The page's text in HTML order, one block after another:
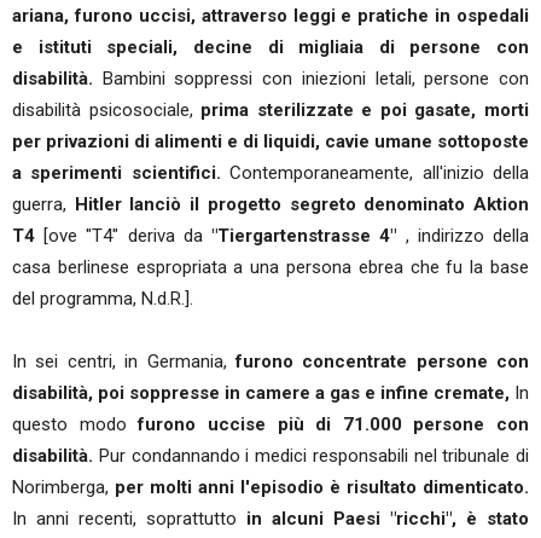
ariana, furono uccisi, attraverso leggi e pratiche in ospedali
e istituti speciali, decine di migliaia di persone con
disabilità. Bambini soppressi con iniezioni letali, persone con
disabilità psicosociale, prima sterilizzate e poi gasate, morti
per privazioni di alimenti e di liquidi, cavie umane sottoposte
a sperimenti scientifici.Contemporaneamente, all'inizio della
guerra, Hitler lanciò il progetto segreto denominato Aktion
T4 [ove "T4" deriva da"Tiergartenstrasse 4" , indirizzo della
casa berlinese espropriata a una persona ebrea che fu la base
del programma, N.d.R.].
In sei centri, in Germania, furono concentrate persone con
disabilità, poi soppresse in camere a gas e infine cremate, In
questo modofurono uccise più di 71.000 persone con
disabilità. Pur condannando i medici responsabili nel tribunale di
Norimberga, per molti anni l'episodio è risultato dimenticato.
In anni recenti, soprattutto in alcuni Paesi "ricchi", è stato